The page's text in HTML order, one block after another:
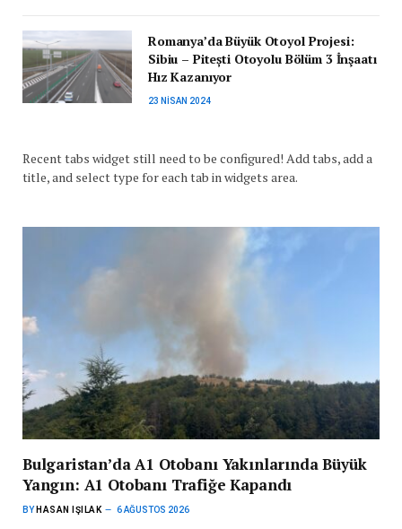
Romanya’da Büyük Otoyol Projesi:
Sibiu – Pitești Otoyolu Bölüm 3 İnşaatı
Hız Kazanıyor
23 NISAN 2024
Recent tabs widget still need to be configured! Add tabs, add a
title, and select type for each tab in widgets area.
Bulgaristan’da A1 Otobanı Yakınlarında Büyük
Yangın: A1 Otobanı Trafiğe Kapandı
BY HASAN IŞILAK 6 AĞUSTOS 2026